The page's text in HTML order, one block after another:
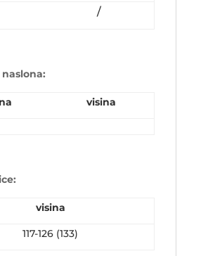
/
visina
visina
117-126 (133)